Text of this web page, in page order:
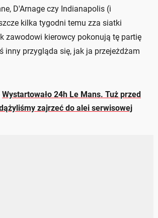
D'Arnage czy Indianapolis (i
kilka tygodni temu zza siatki
zawodowi kierowcy pokonują tę partię
inny przygląda się, jak ja przejeżdżam
Wystartowało 24h Le Mans. Tuż przed
zajrzeć do alei serwisowej